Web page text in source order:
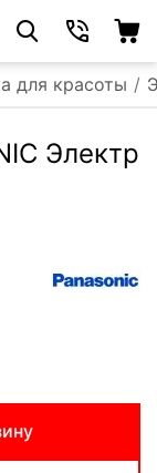
для красоты /
Электр